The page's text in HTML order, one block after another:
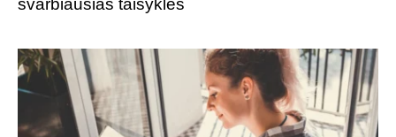
svarbiausias taisykles